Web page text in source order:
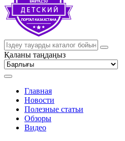
Қаланы таңдаңыз
Главная
Новости
Полезные статьи
Обзоры
Видео